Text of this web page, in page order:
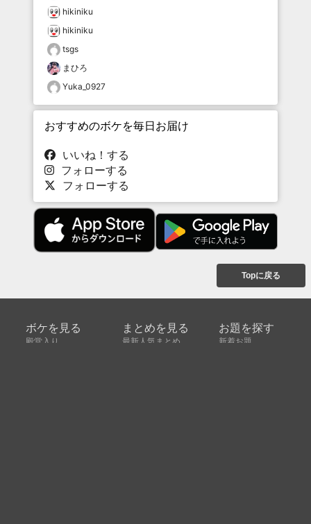
hikiniku
hikiniku
tsgs
まひろ
Yuka_0927
おすすめのボケを毎日お届け
いいね！する
フォローする
フォローする
Topに戻る
ボケを見る
殿堂入り
まとめを見る
最新人気まとめ
お題を探す
新着お題